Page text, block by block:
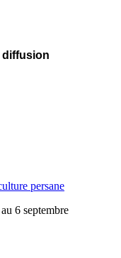
diffusion
persane
6 septembre